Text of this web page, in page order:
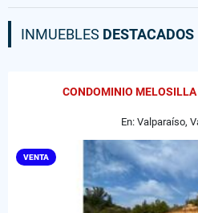
INMUEBLES DESTACADOS
CONDOMINIO
En: Valparaíso,
VENTA